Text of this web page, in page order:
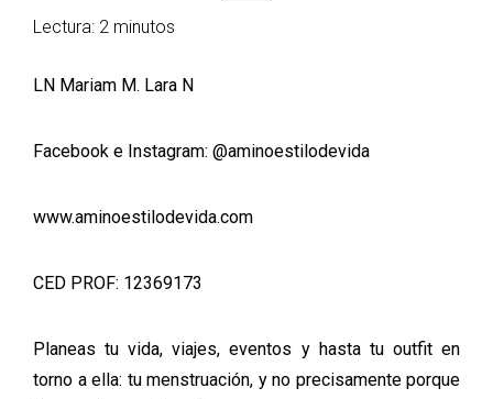
Lectura: 2 minutos
LN Mariam M. Lara N
Facebook e Instagram: @aminoestilodevida
www.aminoestilodevida.com
CED PROF: 12369173
Planeas tu vida, viajes, eventos y hasta tu outfit en
torno a ella: tu menstruación, y no precisamente porque